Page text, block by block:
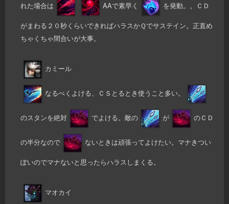
れた場合は AAで素早く を発動。。ＣＤ
がまわる２０秒くらいできればハラスかＱでサステイン。正直め
ちゃくちゃ間合いが大事。
カミール
なるべくよける、ＣＳとるとき使うこと多い。
のスタンを絶対 でよける。敵の が のＣＤ
の半分なので ないときは頑張ってよけたい。マナきつい
ぽいのでマナないと思ったらハラスしまくる。
マオカイ